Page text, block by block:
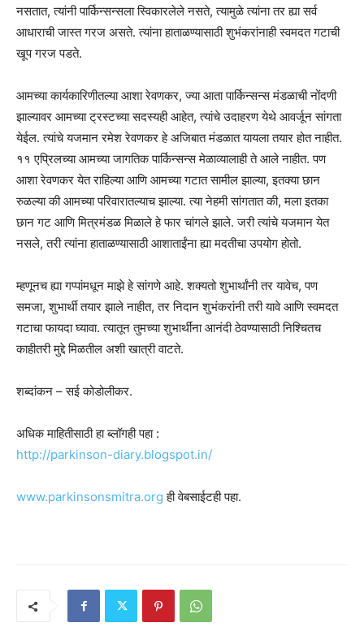
नसतात, त्यांनी पार्किन्सन्सला स्विकारलेले नसते, त्यामुळे त्यांना तर ह्या सर्व
आधाराची जास्त गरज असते. त्यांना हाताळण्यासाठी शुभंकरांनाही स्वमदत गटाची
खूप गरज पडते.
आमच्या कार्यकारिणीतल्या आशा रेवणकर, ज्या आता पार्किन्सन्स मंडळाची नोंदणी
झाल्यावर आमच्या ट्रस्टच्या सदस्यही आहेत, त्यांचे उदाहरण येथे आवर्जून सांगता
येईल. त्यांचे यजमान रमेश रेवणकर हे अजिबात मंडळात यायला तयार होत नाहीत.
११ एप्रिलच्या आमच्या जागतिक पार्किन्सन्स मेळाव्यालाही ते आले नाहीत. पण
आशा रेवणकर येत राहिल्या आणि आमच्या गटात सामील झाल्या, इतक्या छान
रुळल्या की आमच्या परिवारातल्याच झाल्या. त्या नेहमी सांगतात की, मला इतका
छान गट आणि मित्रमंडळ मिळाले हे फार चांगले झाले. जरी त्यांचे यजमान येत
नसले, तरी त्यांना हाताळण्यासाठी आशाताईंना ह्या मदतीचा उपयोग होतो.
म्हणूनच ह्या गप्पांमधून माझे हे सांगणे आहे. शक्यतो शुभार्थांनी तर यावेच, पण
समजा, शुभार्थी तयार झाले नाहीत, तर निदान शुभंकरांनी तरी यावे आणि स्वमदत
गटाचा फायदा घ्यावा. त्यातून तुमच्या शुभार्थींना आनंदी ठेवण्यासाठी निश्चितच
काहीतरी मुद्दे मिळतील अशी खात्री वाटते.
शब्दांकन – सई कोडोलीकर.
अधिक माहितीसाठी हा ब्लॉगही पहा :
http://parkinson-diary.blogspot.in/
www.parkinsonsmitra.org ही वेबसाईटही पहा.